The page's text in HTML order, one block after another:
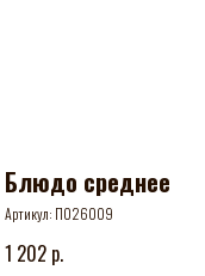
Блюдо среднее
Артикул: П026009
1 202 р.